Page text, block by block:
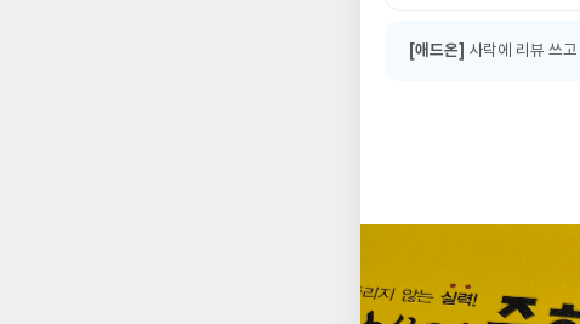
[애드온] 사락에 리뷰 쓰고